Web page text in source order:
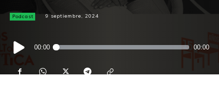
Podcast 9 septiembre, 2024
Reproductor
de
00:00 00:00